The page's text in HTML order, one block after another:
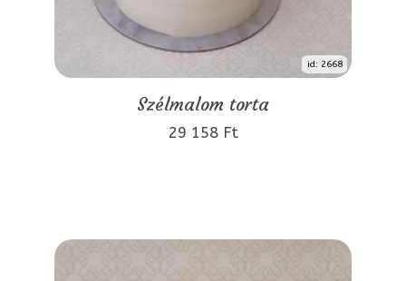
id: 2668
Szélmalom torta
29 158 Ft